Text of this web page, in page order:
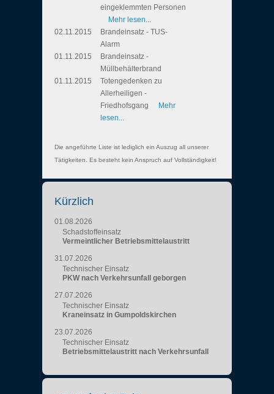
eingeklemmten Personen
Mehr lesen...
02.11.2015
Brandeinsatz - TUS-
Alarm
01.11.2015
Brandeinsatz -
Müllbehälterbrand
01.11.2015
Totengedenken zu
Allerheiligen -
Friedhofsgang
Mehr
lesen...
Die angeführte Liste ist lediglich ein Auszug all unserer
Tätigkeiten. Es besteht kein Anspruch auf Vollständigkeit!
Kürzlich
01.08.2026
Schadstoffeinsatz
Vermeintlicher Betriebsmittelaustritt
31.07.2026
Technischer Einsatz
PKW nach Verkehrsunfall geborgen
27.07.2026
Technischer Einsatz
Kraneinsatz in Gumpoldskirchen
23.07.2026
Technischer Einsatz
Betriebsmittelaustritt nach Verkehrsunfall